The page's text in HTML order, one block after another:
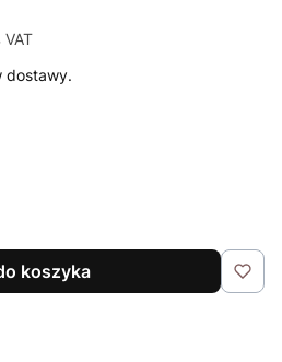
VAT
dostawy.
koszyka